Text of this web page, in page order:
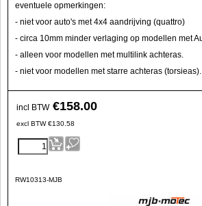
eventuele opmerkingen:
- niet voor auto's met 4x4 aandrijving (quattro)
- circa 10mm minder verlaging op modellen met
- alleen voor modellen met multilink achteras.
- niet voor modellen met starre achteras (torsieas).
incl BTW €158.00
excl BTW €130.58
RW10313-MJB